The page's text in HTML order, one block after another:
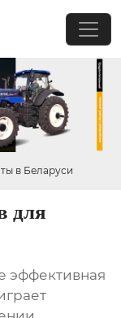
в Беларуси
для
эффективная